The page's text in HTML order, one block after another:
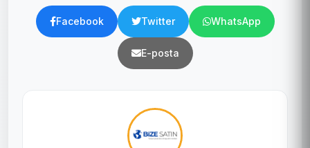
Facebook Twitter WhatsApp
E-posta